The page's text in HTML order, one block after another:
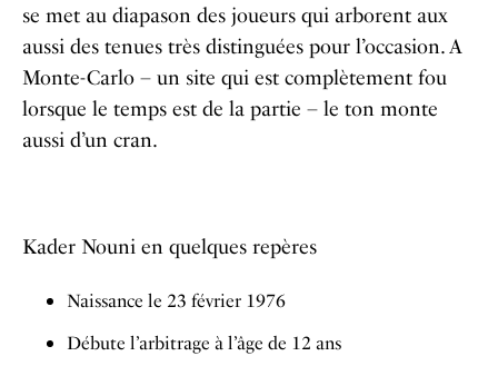
se met au diapason des joueurs qui arborent aux
aussi des tenues très distinguées pour l’occasion. A
Monte-Carlo – un site qui est complètement fou
lorsque le temps est de la partie – le ton monte
aussi d’un cran.
Kader Nouni en quelques repères
Naissance le 23 février 1976
Débute l’arbitrage à l’âge de 12 ans